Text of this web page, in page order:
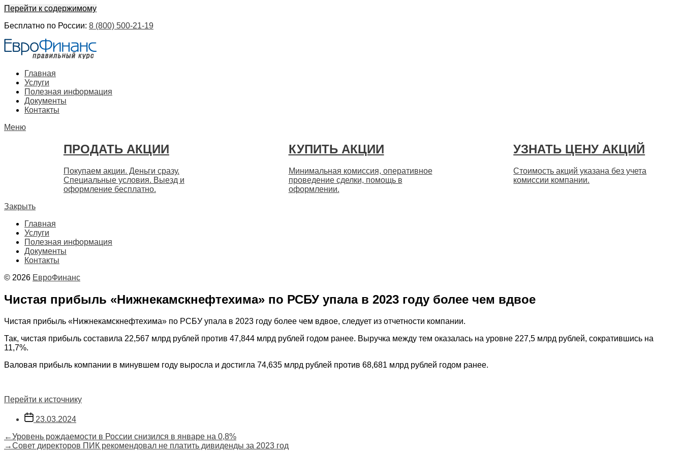
Перейти к содержимому
Бесплатно по России: 8 (800) 500-21-19
ЕвроФинанс
Главная
Услуги
Полезная информация
Документы
Контакты
Меню
ПРОДАТЬ АКЦИИ
Покупаем акции. Деньги сразу.
Специальные условия. Выезд и
оформление бесплатно.
КУПИТЬ АКЦИИ
Минимальная комиссия, оперативное
проведение сделки, помощь в
оформлении.
УЗНАТЬ ЦЕНУ АКЦИЙ
Стоимость акций указана без учета
комиссии компании.
Закрыть
Главная
Услуги
Полезная информация
Документы
Контакты
© 2026 ЕвроФинанс
Чистая прибыль «Нижнекамскнефтехима» по РСБУ упала в 2023 году более чем вдвое
Чистая прибыль «Нижнекамскнефтехима» по РСБУ упала в 2023 году более чем вдвое, следует из отчетности компании.
Так, чистая прибыль составила 22,567 млрд рублей против 47,844 млрд рублей годом ранее. Выручка между тем оказалась на уровне 227,5 млрд рублей, сократившись на
11,7%.
Валовая прибыль компании в минувшем году выросла и достигла 74,635 млрд рублей против 68,681 млрд рублей годом ранее.
Перейти к источнику
Дата
записи
23.03.2024
Навигация
←Предыдущая
запись:
Уровень рождаемости в России снизился в январе на 0,8%
→Следующая
Совет директоров ПИК рекомендовал не платить дивиденды за 2023 год